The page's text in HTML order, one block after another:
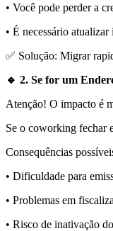
• Você pode perder a
• É necessário
✅ Solução: Migrar
🔹 2. Se for um
Atenção! O impacto é
Se o coworking fechar
Consequências
• Dificuldade para
• Problemas em
• Risco de inativação